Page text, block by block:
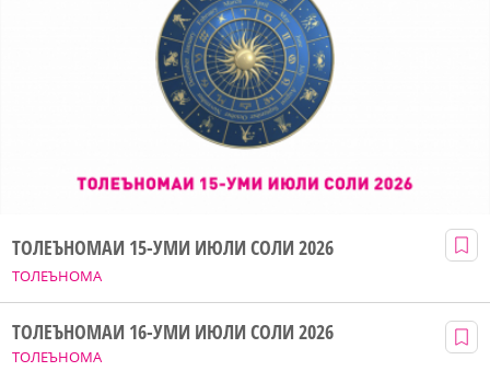
ТОЛЕЪНОМА
ТОЛЕЪНОМАИ 15-УМИ ИЮЛИ СОЛИ 2026
ТОЛЕЪНОМА
ТОЛЕЪНОМАИ 16-УМИ ИЮЛИ СОЛИ 2026